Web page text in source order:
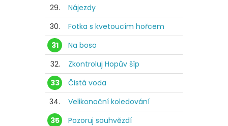
29.
Nájezdy
30.
Fotka s kvetoucím hořcem
31
Na boso
32.
Zkontroluj Hopův šíp
33
Čistá voda
34.
Velikonoční koledování
35
Pozoruj souhvězdí